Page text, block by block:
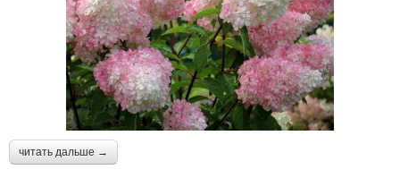
читать дальше →